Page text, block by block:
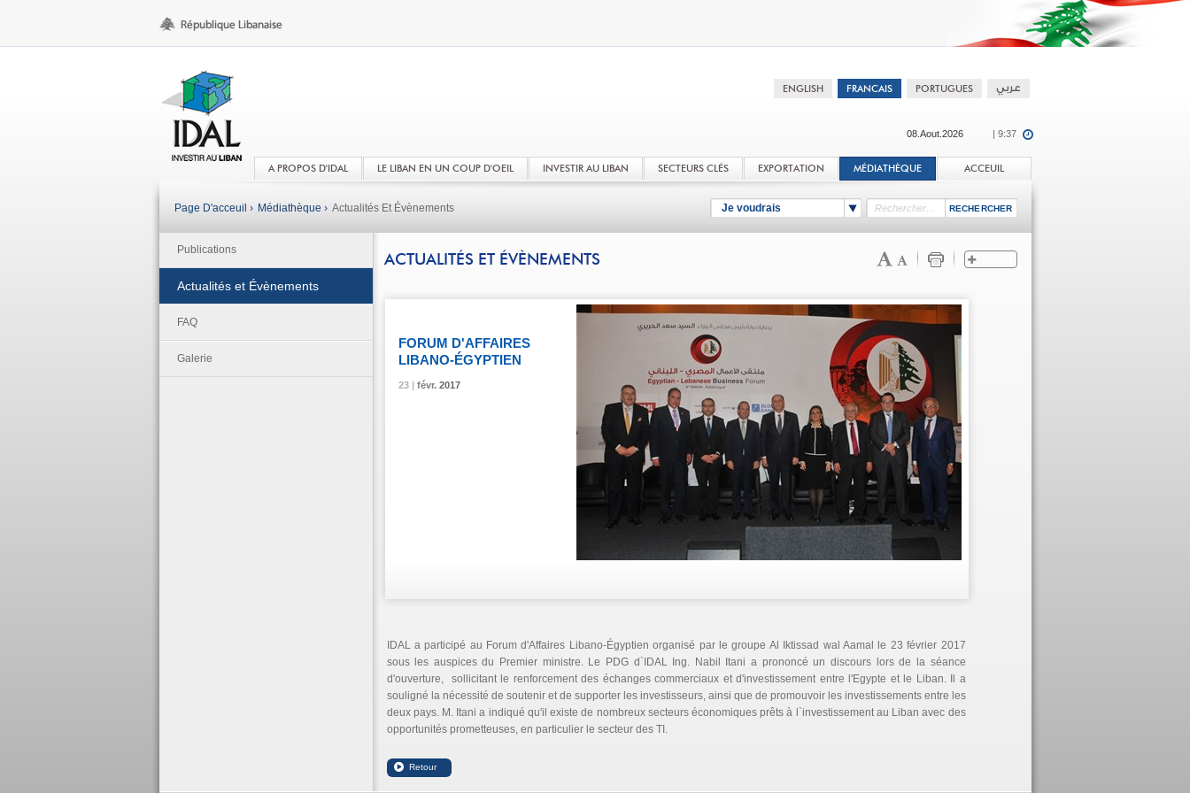
08.Aout.2026 | 9:37
A PROPOS D'IDAL LE LIBAN EN UN COUP D'OEIL INVESTIR AU LIBAN SECTEURS CLÉS EXPORTATION MÉDIATHÈQUE ACCEUIL
Je voudrais
Page D'acceuil › Médiathèque › Actualités Et Évènements
Publications
Actualités et Évènements
FAQ
Galerie
ACTUALITÉS ET ÉVÈNEMENTS
23 | févr.2017
FORUM D'AFFAIRES
LIBANO-ÉGYPTIEN
23 | févr.2017
23 | févr.2017
IDAL a participé au Forum d'Affaires Libano-Égyptien organisé par le groupe Al Iktissad wal Aamal le 23 février 2017
sous les auspices du Premier ministre. Le PDG d`IDAL Ing. Nabil Itani a prononcé un discours lors de la séance
d'ouverture, sollicitant le renforcement des échanges commerciaux et d'investissement entre l'Egypte et le Liban. Il a
souligné la nécessité de soutenir et de supporter les investisseurs, ainsi que de promouvoir les investissements entre les
deux pays. M. Itani a indiqué qu'il existe de nombreux secteurs économiques prêts à l`investissement au Liban avec des
opportunités prometteuses, en particulier le secteur des TI.